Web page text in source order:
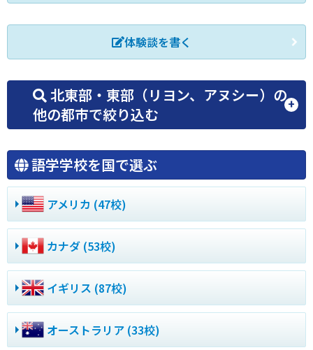
体験談を書く
北東部・東部（リヨン、アヌシー）の
他の都市で絞り込む
語学学校を国で選ぶ
アメリカ (47校)
カナダ (53校)
イギリス (87校)
オーストラリア (33校)